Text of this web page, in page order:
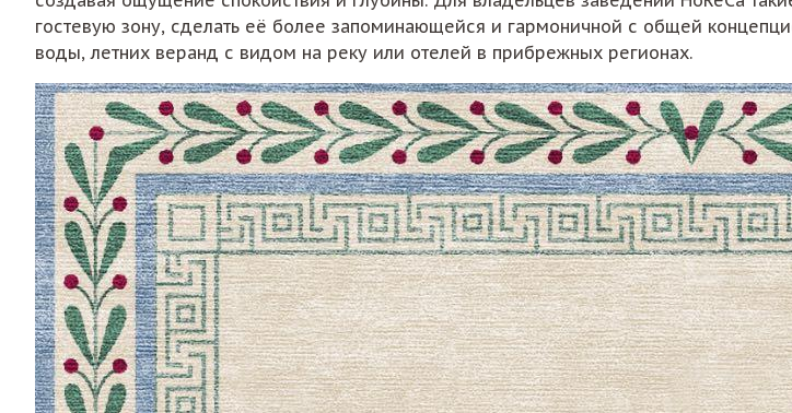
гостевую зону, сделать её более запоминающейся и гармоничной с общей
воды, летних веранд с видом на реку или отелей в прибрежных регионах.